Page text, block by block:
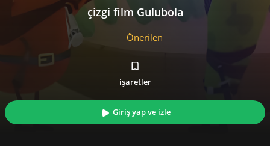
çizgi film Gulubola
Önerilen
işaretler
Giriş yap ve izle